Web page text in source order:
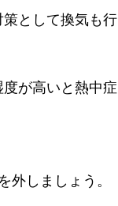
として換気も行
度が高いと熱中症
外しましょう。